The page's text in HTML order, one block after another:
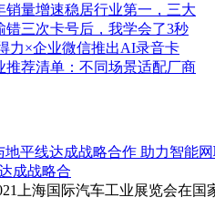
销量增速稳居行业第一，三大
错三次卡号后，我学会了3秒
力×企业微信推出AI录音卡
推荐清单：不同场景适配厂商
成战略合
海国际汽车工业展览会在国